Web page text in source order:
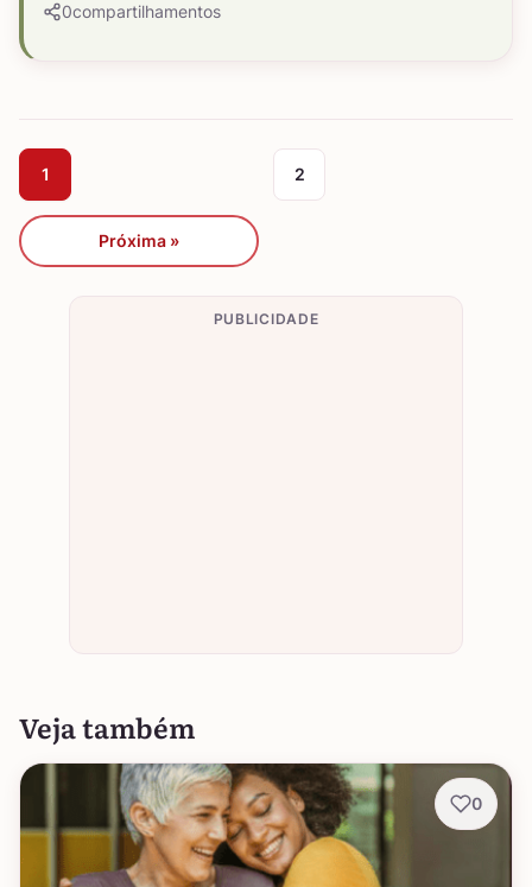
0compartilhamentos
1 2
Próxima »
PUBLICIDADE
Veja também
0